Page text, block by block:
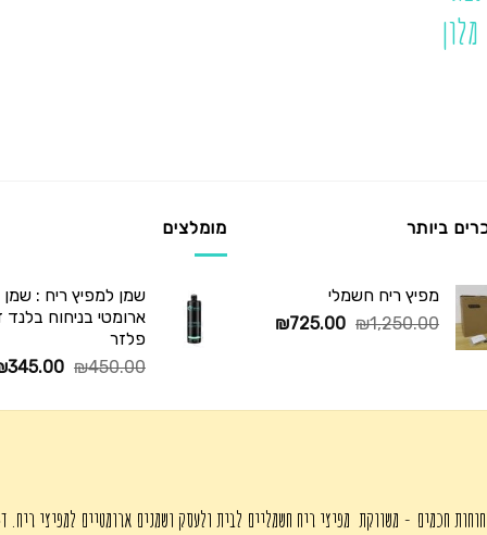
מלון
ביותר
מפיץ ריח חשמלי
₪1,250.00
המחיר
₪725.00
המחיר
מומלצים
שמן למפיץ ריח : שמן
ארומטי בניחוח בלנד
פלזר
₪450.00
המחיר
היה:
345.00
חכמים - משווקת מפיצי ריח חשמליים לבית ולעסק ושמנים ארומטיים למפיצי ריח.